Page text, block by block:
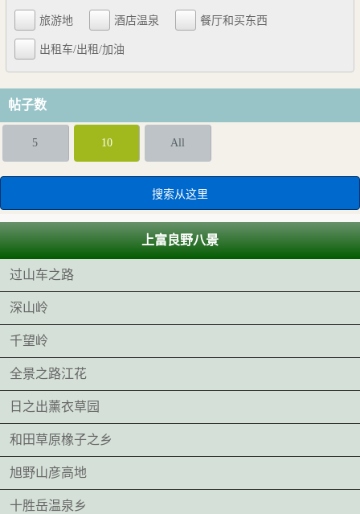
旅游地 酒店温泉 餐厅和买东西
出租车/出租/加油
帖子数
5 10 All
上富良野八景
过山车之路
深山岭
千望岭
全景之路江花
日之出薰衣草园
和田草原橡子之乡
旭野山彦高地
十胜岳温泉乡